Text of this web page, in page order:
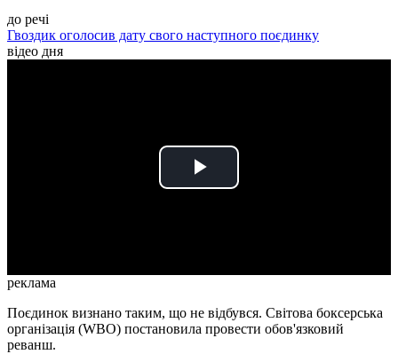
до речі
Гвоздик оголосив дату свого наступного поєдинку
відео дня
Play
реклама
Поєдинок визнано таким, що не відбувся. Світова боксерська
організація (WBO) постановила провести обов'язковий
реванш.